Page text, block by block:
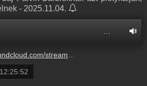
- 2025.11.04.
…
nagyobb-a-baj-palvin-barbieknal-azt-pletykaljak-nyitott-hazassagban-elnek-3.mp3